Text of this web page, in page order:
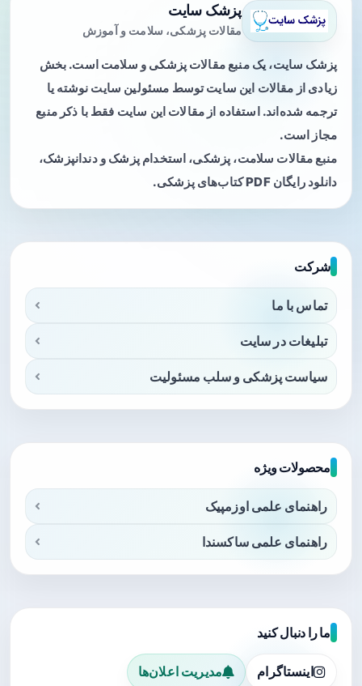
پزشک سایت
مقالات پزشکی، سلامت و آموزش
پزشک سایت، یک منبع مقالات پزشکی و سلامت است. بخش
زیادی از مقالات این سایت توسط مسئولین سایت نوشته یا
ترجمه شده‌اند. استفاده از مقالات این سایت فقط با ذکر منبع
مجاز است.
منبع مقالات سلامت، پزشکی، استخدام پزشک و دندانپزشک،
دانلود رایگان PDF کتاب‌های پزشکی.
شرکت
تماس با ما
تبلیغات در سایت
سیاست پزشکی و سلب مسئولیت
محصولات ویژه
راهنمای علمی اوزمپیک
راهنمای علمی ساکسندا
ما را دنبال کنید
اینستاگرام مدیریت اعلان‌ها